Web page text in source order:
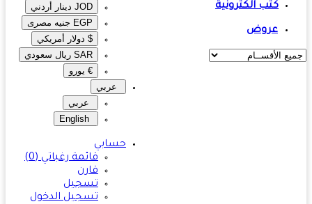
JOD دينار أردني
EGP جنيه مصرى‎
$ دولار أمريكي
SAR ريال سعودي
€ يورو
عربي
عربي
English
حسابي
قائمة رغباتي (0)
قارن
تسجيل
تسجيل الدخول
كتب الكترونية
عروض